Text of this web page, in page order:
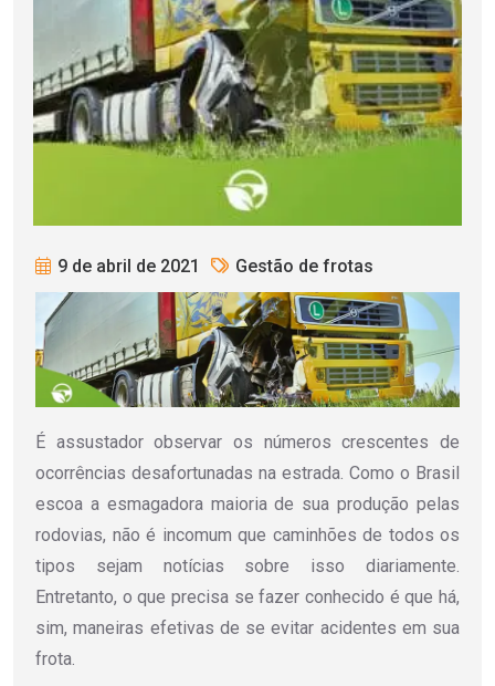
9 de abril de 2021 Gestão de frotas
É assustador observar os números crescentes de
ocorrências desafortunadas na estrada. Como o Brasil
escoa a esmagadora maioria de sua produção pelas
rodovias, não é incomum que caminhões de todos os
tipos sejam notícias sobre isso diariamente.
Entretanto, o que precisa se fazer conhecido é que há,
sim, maneiras efetivas de se evitar acidentes em sua
frota.